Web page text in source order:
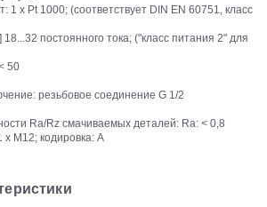
1 x Pt 1000; (соответствует DIN EN 60751, класс
постоянного тока; ("класс питания 2" для
50
резьбовое соединение G 1/2
Ra/Rz смачиваемых деталей: Ra: < 0,8
M12; кодировка: A